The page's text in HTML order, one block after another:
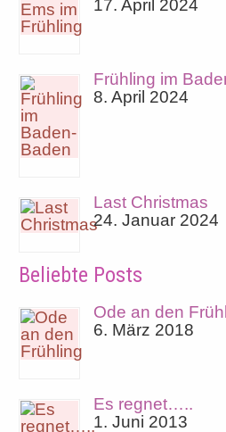
17. April 2024
Frühling im
8. April 2024
Last Christmas
24. Januar 2024
Beliebte Posts
Ode an den
6. März 2018
Es regnet…..
1. Juni 2013